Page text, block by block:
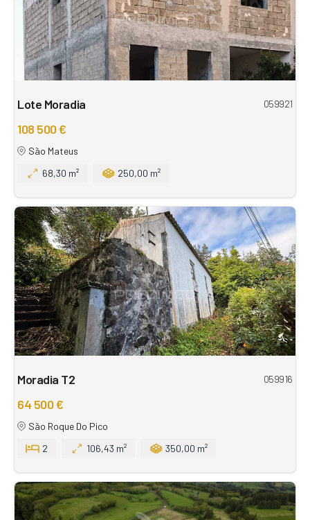
Lote Moradia 059921
108 500 €
São Mateus
68,30 m²
250,00 m²
Moradia T2 059916
64 500 €
São Roque Do Pico
2
106,43 m² 350,00 m²